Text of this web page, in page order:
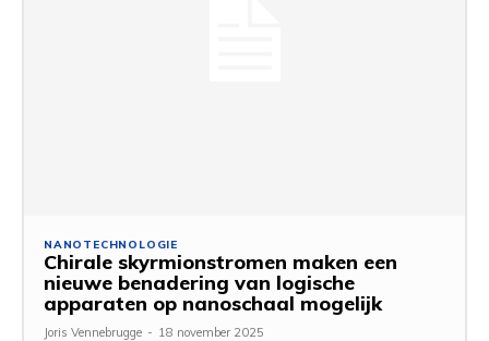
NANOTECHNOLOGIE
Chirale skyrmionstromen maken een
nieuwe benadering van logische
apparaten op nanoschaal mogelijk
Joris Vennebrugge - 18 november 2025